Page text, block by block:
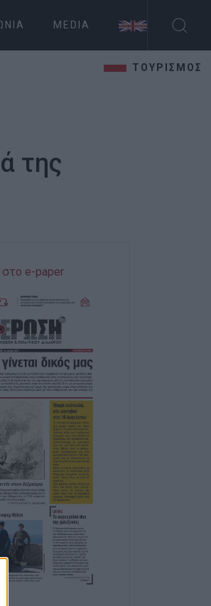
MEDIA
ΤΟΥΡΙΣΜΟΣ
της
e-paper